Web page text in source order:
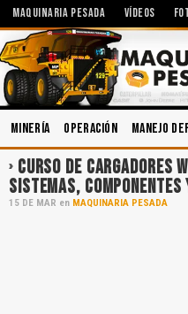
MAQUINARIA PESADA VÍDEOS
Minería Operación Manejo
CURSO DE
SISTEMAS, COMPONENTES
15 DE MAR en MAQUINARIA PESADA